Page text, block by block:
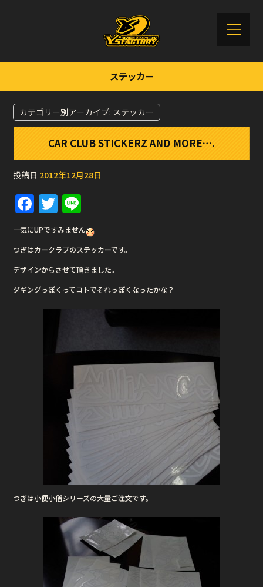
ステッカー
カテゴリー別アーカイブ: ステッカー
CAR CLUB STICKERZ AND MORE….
投稿日 2012年12月28日
F
a
c
e
b
o
o
T
w
it
te
r
n
e
一気にUPですみません
つぎはカークラブのステッカーです。
デザインからさせて頂きました。
ダギングっぽくってコトでそれっぽくなったかな？
つぎは小便小僧シリーズの大量ご注文です。